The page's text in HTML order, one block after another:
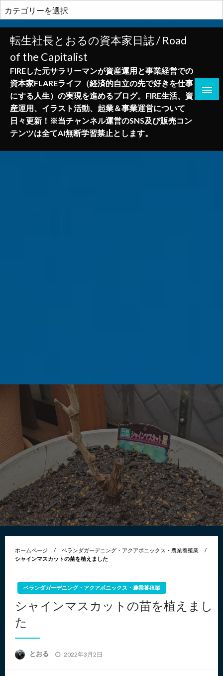
ン
テ
テ
転生社長とおるの資本家日誌 / Road
of the Capitalist
FIREした元サラリーマンが資産運用と事業経営での
資本家FLAREライフ（経済的自立の先で好きを仕事
にする人生）の実現を進めるブログ。FIRE生活、資
産運用、イラスト活動、起業＆事業運営について
日々更新！※当チャンネル運営のSNS及び販売コン
テンツは全てAI無断学習禁止とします。
ホームページ
ベランダガーデニング・アクアポニックス・農業養殖業
シャインマスカットの苗を植えました
ベランダガーデニング・アクアポニックス・農業養殖業
シャインマスカットの苗を植えまし
た
とおる
投
2022年3月2日